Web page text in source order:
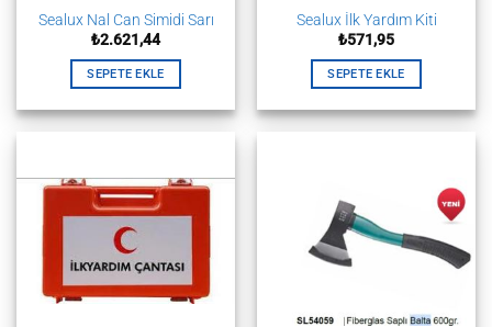
Sealux Nal Can Simidi Sarı
₺2.621,44
SEPETE EKLE
Sealux İlk Yardım Kiti
₺571,95
SEPETE EKLE